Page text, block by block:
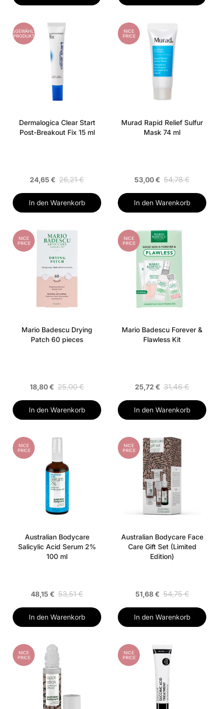
AUSGEWÄHLTES
PRODUKT
Dermalogica Clear Start
Post-Breakout Fix 15 ml
24,65 € 26,21 €
In den Warenkorb
NICE
PRICE
Murad Rapid Relief Sulfur
Mask 74 ml
53,00 € 54,78 €
In den Warenkorb
NICE
PRICE
Mario Badescu Drying
Patch 60 pieces
18,80 € 25,00 €
In den Warenkorb
NICE
PRICE
Mario Badescu Forever &
Flawless Kit
25,72 € 31,46 €
In den Warenkorb
NICE
PRICE
Australian Bodycare
Salicylic Acid Serum 2%
100 ml
48,15 € 53,51 €
In den Warenkorb
NICE
PRICE
Australian Bodycare Face
Care Gift Set (Limited
Edition)
51,68 € 54,75 €
In den Warenkorb
NICE
PRICE
NICE
PRICE